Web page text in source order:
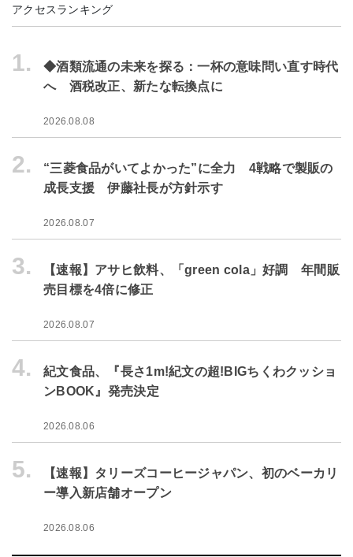
アクセスランキング
1.
◆酒類流通の未来を探る：一杯の意味問い直す時代
へ 酒税改正、新たな転換点に
2026.08.08
2.
“三菱食品がいてよかった”に全力 4戦略で製販の
成長支援 伊藤社長が方針示す
2026.08.07
3.
【速報】アサヒ飲料、「green cola」好調 年間販
売目標を4倍に修正
2026.08.07
4.
紀文食品、『長さ1m!紀文の超!BIGちくわクッショ
ンBOOK』発売決定
2026.08.06
5.
【速報】タリーズコーヒージャパン、初のベーカリ
ー導入新店舗オープン
2026.08.06